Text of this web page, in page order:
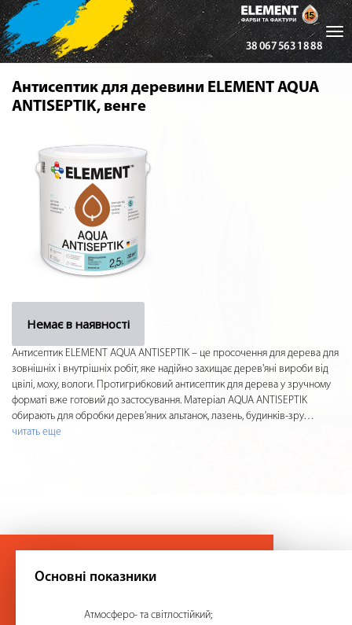
38 067 563 18 88
Антисептик для деревини ELEMENT AQUA
ANTISEPTIK, венге
Немає в наявності
Антисептик ELEMENT AQUA ANTISEPTIK – це просочення для дерева для
зовнішніх і внутрішніх робіт, яке надійно захищає дерев'яні вироби від
цвілі, моху, вологи. Протигрибковий антисептик для дерева у зручному
форматі вже готовий до застосування. Матеріал AQUA ANTISEPTIK
обирають для обробки дерев’яних альтанок, лазень, будинків-зру…
читать еще
Основні показники
Атмосферо- та світлостійкий;